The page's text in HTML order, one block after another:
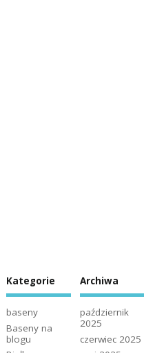
Kategorie
baseny
Baseny na
blogu
Archiwa
październik
2025
czerwiec 2025